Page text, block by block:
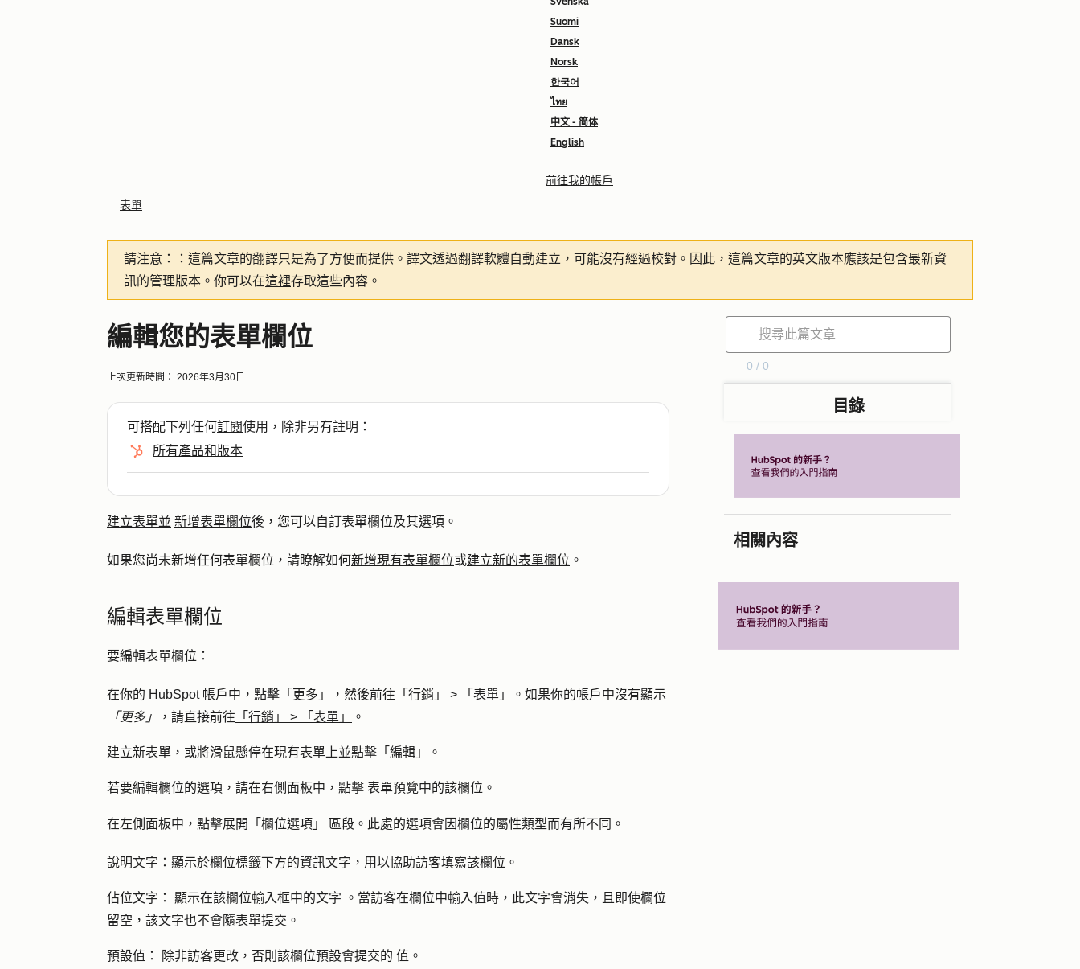
Suomi
Dansk
Norsk
한국어
ไทย
中文 - 简体
English
前往我的帳戶
表單
請注意：
：這篇文章的翻譯只是為了方便而提供。譯文透過翻譯軟體自動建立，可能沒有經過校對。因此，這篇文章的英文版本應該是包含最新資
訊的管理版本。你可以在這裡存取這些內容。
編輯您的表單欄位
上次更新時間： 2026年3月30日
可搭配下列任何訂閱使用，除非另有註明：
所有產品和版本
建立表單並 新增表單欄位後，您可以自訂表單欄位及其選項。
如果您尚未新增任何表單欄位，請瞭解如何新增現有表單欄位或建立新的表單欄位 。
編輯表單欄位
要編輯表單欄位：
在你的 HubSpot 帳戶中，點擊 「更多」 ，然後前往 「行銷」 > 「表單」
。如果你的帳戶中沒有顯示
「更多」
，請直接前往 「行銷」 > 「表單」 。
建立新表單 ，或將滑鼠懸停在現有表單上並點擊「編輯 」。
若要編輯欄位的選項，請在右側面板中，點擊 表單預覽中的該欄位 。
在左側面板中，點擊展開「欄位選項」 區段。此處的選項會因欄位的屬性類型而有所不同。
說明文字：顯示於欄位標籤下方的資訊文字，用以協助訪客填寫該欄位。
佔位文字： 顯示在該欄位輸入框中的文字 。當訪客在欄位中輸入值時，此文字會消失，且即使欄位
留空，該文字也不會隨表單提交。
預設值： 除非訪客更改，否則該欄位預設會提交的 值。
0 / 0
目錄
相關內容